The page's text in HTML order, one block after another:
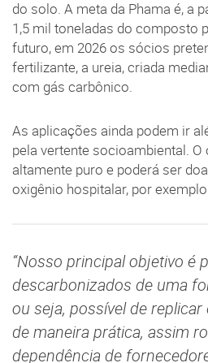
do solo. A meta da Phama é, a
1,5 mil toneladas do composto
futuro, em 2026 os sócios
fertilizante, a ureia, criada
com gás carbônico.
As aplicações ainda podem ir
pela vertente socioambiental.
altamente puro e poderá ser
oxigênio hospitalar, por
“Nosso principal objetivo é
descarbonizados de uma
ou seja, possível de
de maneira prática, assim
dependência de